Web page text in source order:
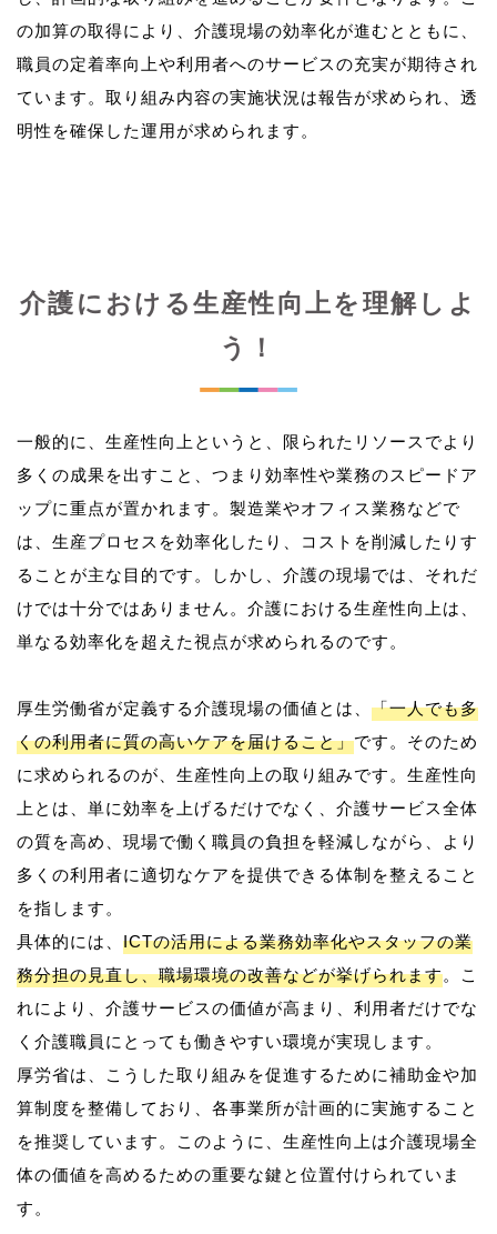
の加算の取得により、介護現場の効率化が進むとともに、
職員の定着率向上や利用者へのサービスの充実が期待され
ています。取り組み内容の実施状況は報告が求められ、透
介護における生産性向上を理解しよ
う！
一般的に、生産性向上というと、限られたリソースでより
多くの成果を出すこと、つまり効率性や業務のスピードア
ップに重点が置かれます。製造業やオフィス業務などで
は、生産プロセスを効率化したり、コストを削減したりす
ることが主な目的です。しかし、介護の現場では、それだ
けでは十分ではありません。介護における生産性向上は、
単なる効率化を超えた視点が求められるのです。
厚生労働省が定義する介護現場の価値とは、 「一人でも多
くの利用者に質の高いケアを届けること」です。そのため
に求められるのが、生産性向上の取り組みです。生産性向
上とは、単に効率を上げるだけでなく、介護サービス全体
の質を高め、現場で働く職員の負担を軽減しながら、より
多くの利用者に適切なケアを提供できる体制を整えること
を指します。
具体的には、 ICTの活用による業務効率化やスタッフの業
務分担の見直し、職場環境の改善などが挙げられます。こ
れにより、介護サービスの価値が高まり、利用者だけでな
く介護職員にとっても働きやすい環境が実現します。
厚労省は、こうした取り組みを促進するために補助金や加
算制度を整備しており、各事業所が計画的に実施すること
を推奨しています。このように、生産性向上は介護現場全
体の価値を高めるための重要な鍵と位置付けられていま